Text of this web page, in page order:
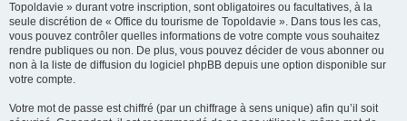
Topoldavie » durant votre inscription, sont obligatoires ou facultatives, à la
seule discrétion de « Office du tourisme de Topoldavie ». Dans tous les cas,
vous pouvez contrôler quelles informations de votre compte vous souhaitez
rendre publiques ou non. De plus, vous pouvez décider de vous abonner ou
non à la liste de diffusion du logiciel phpBB depuis une option disponible sur
votre compte.
Votre mot de passe est chiffré (par un chiffrage à sens unique) afin qu’il soit